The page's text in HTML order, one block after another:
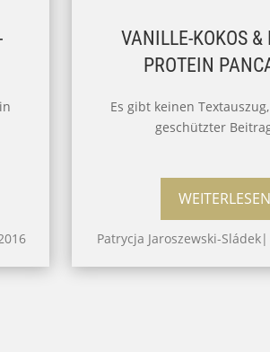
VANILLE-KOKOS &
PROTEIN
Es gibt keinen
geschützter
WEITERLESEN
Patrycja Jaroszewski-Sládek